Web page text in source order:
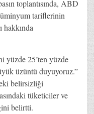
toplantısında, ABD
tariflerinin
hakkında
yüzde 25’ten yüzde
üzüntü duyuyoruz.”
belirsizliği
tüketiciler ve
belirtti.